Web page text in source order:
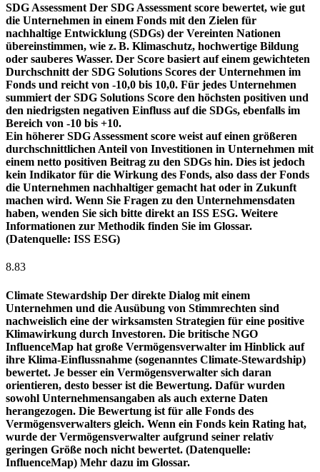
SDG Assessment Der SDG Assessment score bewertet, wie gut
die Unternehmen in einem Fonds mit den Zielen für
nachhaltige Entwicklung (SDGs) der Vereinten Nationen
übereinstimmen, wie z. B. Klimaschutz, hochwertige Bildung
oder sauberes Wasser. Der Score basiert auf einem gewichteten
Durchschnitt der SDG Solutions Scores der Unternehmen im
Fonds und reicht von -10,0 bis 10,0. Für jedes Unternehmen
summiert der SDG Solutions Score den höchsten positiven und
den niedrigsten negativen Einfluss auf die SDGs, ebenfalls im
Bereich von -10 bis +10.
Ein höherer SDG Assessment score weist auf einen größeren
durchschnittlichen Anteil von Investitionen in Unternehmen mit
einem netto positiven Beitrag zu den SDGs hin. Dies ist jedoch
kein Indikator für die Wirkung des Fonds, also dass der Fonds
die Unternehmen nachhaltiger gemacht hat oder in Zukunft
machen wird. Wenn Sie Fragen zu den Unternehmensdaten
haben, wenden Sie sich bitte direkt an ISS ESG. Weitere
Informationen zur Methodik finden Sie im Glossar.
(Datenquelle: ISS ESG)
8.83
Climate Stewardship Der direkte Dialog mit einem
Unternehmen und die Ausübung von Stimmrechten sind
nachweislich eine der wirksamsten Strategien für eine positive
Klimawirkung durch Investoren. Die britische NGO
InfluenceMap hat große Vermögensverwalter im Hinblick auf
ihre Klima-Einflussnahme (sogenanntes Climate-Stewardship)
bewertet. Je besser ein Vermögensverwalter sich daran
orientieren, desto besser ist die Bewertung. Dafür wurden
sowohl Unternehmensangaben als auch externe Daten
herangezogen. Die Bewertung ist für alle Fonds des
Vermögensverwalters gleich. Wenn ein Fonds kein Rating hat,
wurde der Vermögensverwalter aufgrund seiner relativ
geringen Größe noch nicht bewertet. (Datenquelle:
InfluenceMap) Mehr dazu im Glossar.